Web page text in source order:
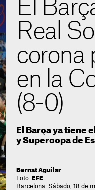
El
Real
corona
en la
(8-0)
El Barça ya tiene
y Supercopa de
Bernat Aguilar
Foto: EFE
Barcelona. Sábado, 18 de